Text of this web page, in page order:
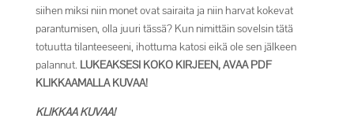
siihen miksi niin monet ovat sairaita ja niin harvat kokevat
parantumisen, olla juuri tässä? Kun nimittäin sovelsin tätä
totuutta tilanteeseeni, ihottuma katosi eikä ole sen jälkeen
palannut. LUKEAKSESI KOKO KIRJEEN, AVAA PDF
KLIKKAAMALLA KUVAA!
KLIKKAA KUVAA!